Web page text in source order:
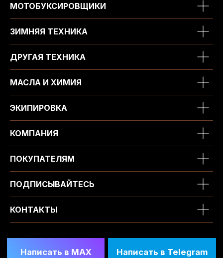
МОТОБУКСИРОВЩИКИ
ЗИМНЯЯ ТЕХНИКА
ДРУГАЯ ТЕХНИКА
МАСЛА И ХИМИЯ
ЭКИПИРОВКА
КОМПАНИЯ
ПОКУПАТЕЛЯМ
ПОДПИСЫВАЙТЕСЬ
КОНТАКТЫ